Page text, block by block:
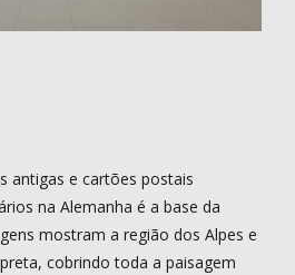
antigas e cartões postais
na Alemanha é a base da
mostram a região dos Alpes e
cobrindo toda a paisagem